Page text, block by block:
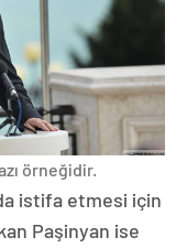
örneğidir.
istifa etmesi için
Paşinyan ise